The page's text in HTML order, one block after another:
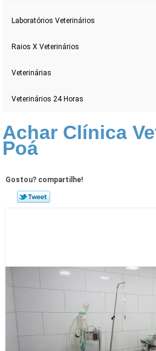
Laboratórios Veterinários
Raios X Veterinários
Veterinárias
Veterinários 24 Horas
Achar Clínica
Poá
Gostou? compartilhe!